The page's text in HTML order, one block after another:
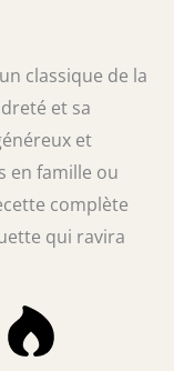
classique de la
et sa
et
en famille ou
complète
qui ravira